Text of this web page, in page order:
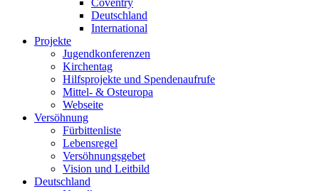
Coventry
Deutschland
International
Projekte
Jugendkonferenzen
Kirchentag
Hilfsprojekte und Spendenaufrufe
Mittel- & Osteuropa
Webseite
Versöhnung
Fürbittenliste
Lebensregel
Versöhnungsgebet
Vision und Leitbild
Deutschland